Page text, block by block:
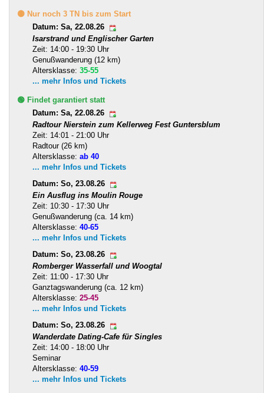
🟡 Nur noch 3 TN bis zum Start
Datum: Sa, 22.08.26
Isarstrand und Englischer Garten
Zeit: 14:00 - 19:30 Uhr
Genußwanderung (12 km)
Altersklasse: 35-55
... mehr Infos und Tickets
🟢 Findet garantiert statt
Datum: Sa, 22.08.26
Radtour Nierstein zum Kellerweg Fest Guntersblum
Zeit: 14:01 - 21:00 Uhr
Radtour (26 km)
Altersklasse: ab 40
... mehr Infos und Tickets
Datum: So, 23.08.26
Ein Ausflug ins Moulin Rouge
Zeit: 10:30 - 17:30 Uhr
Genußwanderung (ca. 14 km)
Altersklasse: 40-65
... mehr Infos und Tickets
Datum: So, 23.08.26
Romberger Wasserfall und Woogtal
Zeit: 11:00 - 17:30 Uhr
Ganztagswanderung (ca. 12 km)
Altersklasse: 25-45
... mehr Infos und Tickets
Datum: So, 23.08.26
Wanderdate Dating-Cafe für Singles
Zeit: 14:00 - 18:00 Uhr
Seminar
Altersklasse: 40-59
... mehr Infos und Tickets